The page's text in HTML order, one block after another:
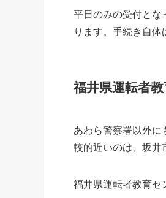
平日のみの受付と
ります。手続き自体
福井県運転者
あわら警察署以外
較的近いのは、坂井
福井県運転者教育セ